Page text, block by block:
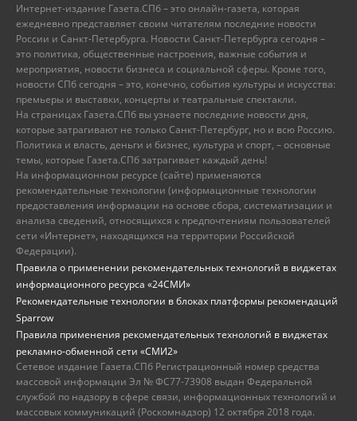
Интернет-издание Газета.СПб – это онлайн-газета, которая
ежедневно представляет своим читателям последние новости
России и Санкт-Петербурга. Новости Санкт-Петербурга сегодня –
это политика, общественные настроения, важные события и
мероприятия, новости бизнеса и социальной сферы. Кроме того,
новости СПб сегодня – это, конечно, события культуры и искусства:
премьеры и выставки, концерты и театральные спектакли.
На страницах Газета.СПб вы узнаете последние новости дня,
которые затрагивают не только Санкт-Петербург, но и всю Россию.
Политика и власть, деньги и бизнес, культура и спорт, – основные
темы, которые Газета.СПб затрагивает каждый день!
На информационном ресурсе (сайте) применяются
рекомендательные технологии (информационные технологии
предоставления информации на основе сбора, систематизации и
анализа сведений, относящихся к предпочтениям пользователей
сети «Интернет», находящихся на территории Российской
Федерации).
Правила о применении рекомендательных технологий в виджетах
информационного ресурса «24СМИ»
Рекомендательные технологии в блоках платформы рекомендаций
Sparrow
Правила применения рекомендательных технологий в виджетах
рекламно-обменной сети «СМИ2»
Сетевое издание Газета.СПб Регистрационный номер средства
массовой информации Эл № ФС77-73908 выдан Федеральной
службой по надзору в сфере связи, информационных технологий и
массовых коммуникаций (Роскомнадзор) 12 октября 2018 года.